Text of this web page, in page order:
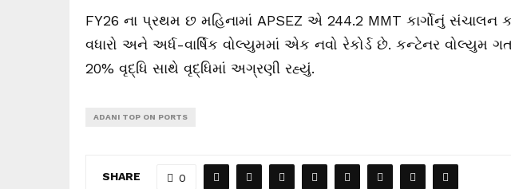
FY26 ના પ્રથમ છ મહિનામાં APSEZ એ 244.2 MMT કાર્ગોનું સંચાલન
વધારો અને અર્ધ-વાર્ષિક વોલ્યુમમાં એક નવો રેકોર્ડ છે. કન્ટેનર વોલ્યુમ
20% વૃદ્ધિ સાથે વૃદ્ધિમાં અગ્રણી રહ્યું.
ADANI TOP ON PORTS
SHARE 0